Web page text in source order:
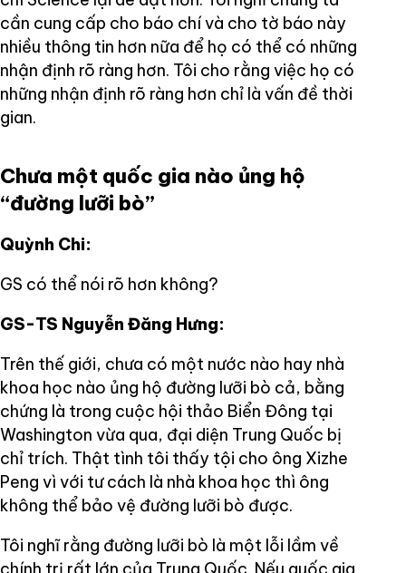
cần cung cấp cho báo chí và cho tờ báo này
nhiều thông tin hơn nữa để họ có thể có những
nhận định rõ ràng hơn. Tôi cho rằng việc họ có
những nhận định rõ ràng hơn chỉ là vấn đề thời
gian.
Chưa một quốc gia nào ủng hộ
“đường lưỡi bò”
Quỳnh Chi:
GS có thể nói rõ hơn không?
GS-TS Nguyễn Đăng Hưng:
Trên thế giới, chưa có một nước nào hay nhà
khoa học nào ủng hộ đường lưỡi bò cả, bằng
chứng là trong cuộc hội thảo Biển Đông tại
Washington vừa qua, đại diện Trung Quốc bị
chỉ trích. Thật tình tôi thấy tội cho ông Xizhe
Peng vì với tư cách là nhà khoa học thì ông
không thể bảo vệ đường lưỡi bò được.
Tôi nghĩ rằng đường lưỡi bò là một lỗi lầm về